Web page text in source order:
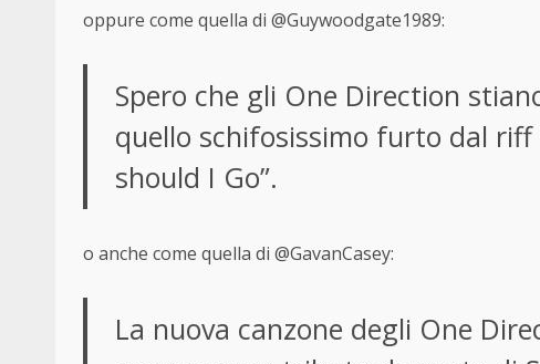
oppure come quella di @Guywoodgate1989:
Spero che gli One Direction
quello schifosissimo furto dal riff
should I Go”.
o anche come quella di @GavanCasey:
La nuova canzone degli One